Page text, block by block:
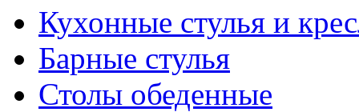
Кухонные стулья и
Барные стулья
Столы обеденные